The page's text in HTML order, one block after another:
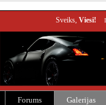
Sveiks, Viesi!
Forums Galerijas